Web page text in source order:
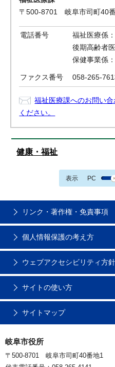
〒500-8701 岐阜市司町40
電話番号
福祉医療係
後期高齢者
保健事業係
ファクス番号 058-265-
福祉医療課へのお問い
ください。
健康・福祉
表示 PC
リンク・著作権・免責事項
個人情報保護の考え方
ウェブアクセシビリティ方針
サイトの使い方
サイトマップ
岐阜市役所
〒500-8701 岐阜市司町40番地1